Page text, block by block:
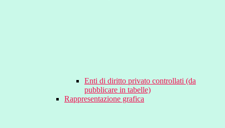
Enti di diritto privato controllati (da
pubblicare in tabelle)
Rappresentazione grafica